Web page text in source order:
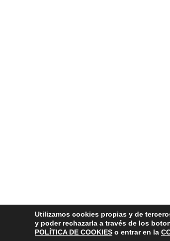
Utilizamos cookies propias y de
y poder rechazarla a través de los
POLÍTICA DE COOKIES o entrar en la